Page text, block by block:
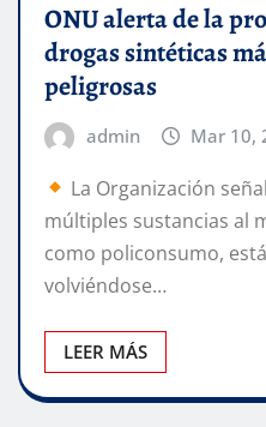
ONU alerta de la
drogas sintéticas
peligrosas
admin Mar 10,
La Organización
múltiples sustancias al
como policonsumo,
volviéndose…
LEER MÁS